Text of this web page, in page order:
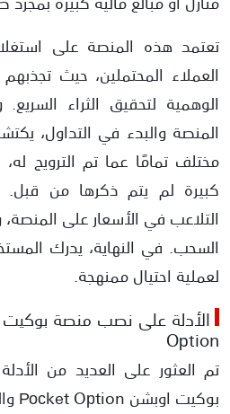
تعتمد هذه المنصة على
العملاء المحتملين، حيث
الوهمية لتحقيق الثراء
المنصة والبدء في التداول،
مختلف تمامًا عما تم الترويج
كبيرة لم يتم ذكرها من قبل.
التلاعب في الأسعار على
السحب. في النهاية، يدرك
لعملية احتيال ممنهجة.
Oрtion
تم العثور على العديد من
بوكيت اوبشن Росket Oрtion والتي نذكر منها الآتي